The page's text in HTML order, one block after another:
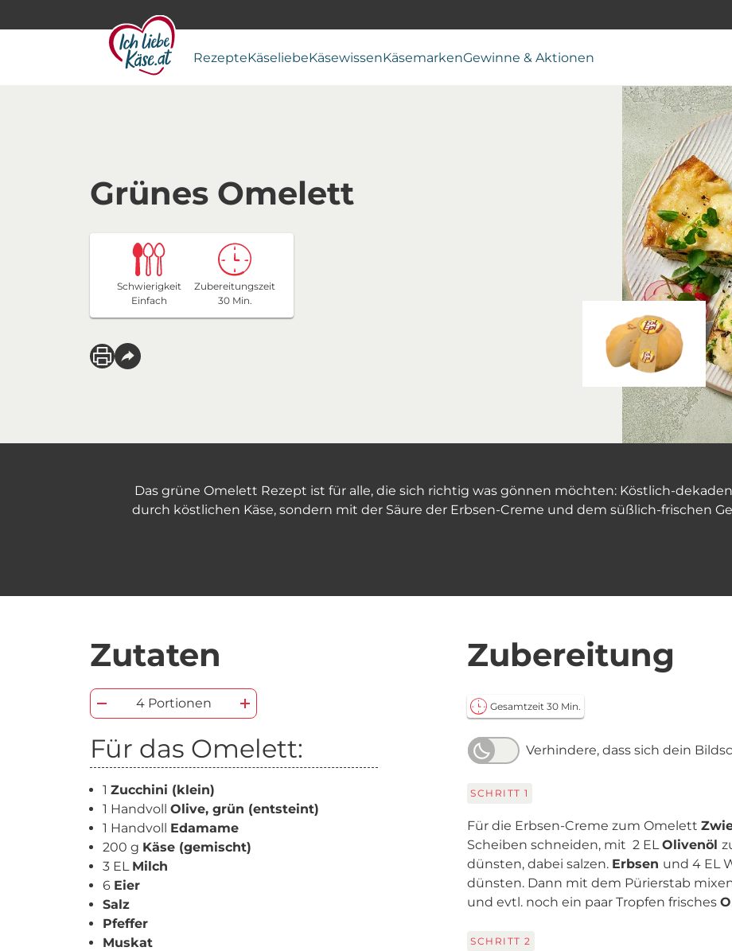
RezepteKäseliebeKäsewissenKäsemarkenGewinne & Aktionen
Grünes Omelett
Schwierigkeit
Einfach
Zubereitungszeit
30 Min.
Das grüne Omelett Rezept ist für alle, die sich richtig was gönnen möchten: Köstlich-
durch köstlichen Käse, sondern mit der Säure der Erbsen-Creme und dem süßlich-frischen
Zutaten
4 Portionen
Für das Omelett:
1 Zucchini (klein)
1 Handvoll Olive, grün (entsteint)
1 Handvoll Edamame
200 g Käse (gemischt)
3 EL Milch
6 Eier
Salz
Pfeffer
Muskat
Zubereitung
Gesamtzeit 30 Min.
Verhindere, dass sich dein
SCHRITT 1
Für die Erbsen-Creme zum Omelett
Scheiben schneiden, mit 2 ELOlivenöl
dünsten, dabei salzen. Erbsen und 4 EL
dünsten. Dann mit dem Pürierstab
und evtl. noch ein paar Tropfen frisches
SCHRITT 2